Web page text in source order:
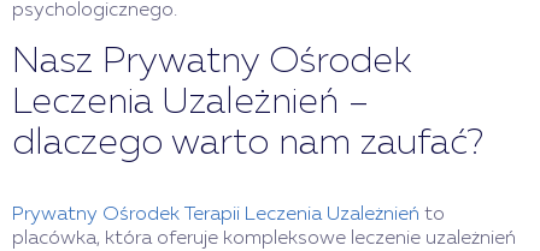
psychologicznego.
Nasz Prywatny Ośrodek
Leczenia Uzależnień –
dlaczego warto nam zaufać?
Prywatny Ośrodek Terapii Leczenia Uzależnień to
placówka, która oferuje kompleksowe leczenie uzależnień